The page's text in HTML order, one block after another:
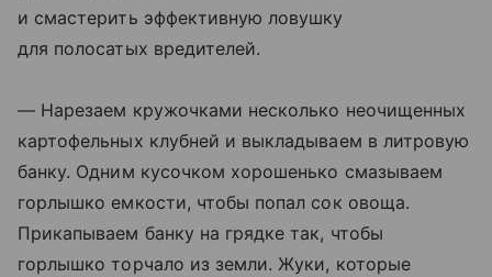
и смастерить эффективную ловушку
для полосатых вредителей.
— Нарезаем кружочками несколько неочищенных
картофельных клубней и выкладываем в литровую
банку. Одним кусочком хорошенько смазываем
горлышко емкости, чтобы попал сок овоща.
Прикапываем банку на грядке так, чтобы
горлышко торчало из земли. Жуки, которые